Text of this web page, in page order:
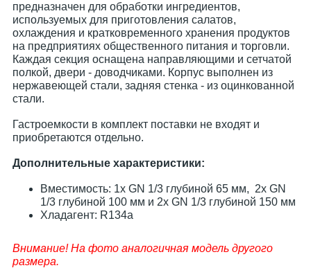
предназначен для обработки ингредиентов,
используемых для приготовления салатов,
охлаждения и кратковременного хранения продуктов
на предприятиях общественного питания и торговли.
Каждая секция оснащена направляющими и сетчатой
полкой, двери - доводчиками. Корпус выполнен из
нержавеющей стали, задняя стенка - из оцинкованной
стали.
Гастроемкости в комплект поставки не входят и
приобретаются отдельно.
Дополнительные характеристики:
Вместимость: 1x GN 1/3 глубиной 65 мм, 2x GN
1/3 глубиной 100 мм и 2x GN 1/3 глубиной 150 мм
Хладагент: R134a
Внимание! На фото аналогичная модель другого
размера.